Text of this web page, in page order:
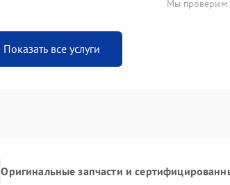
Мы проверим
Показать все услуги
Оригинальные запчасти и